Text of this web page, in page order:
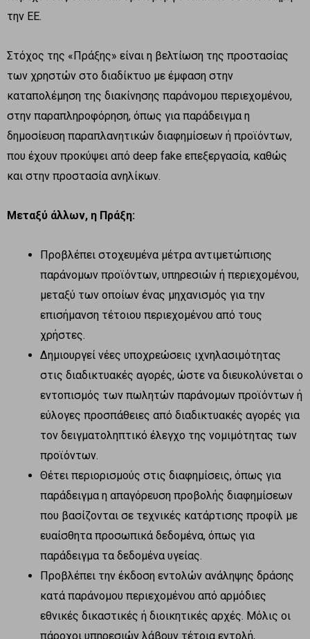
την ΕΕ.
Στόχος της «Πράξης» είναι η βελτίωση της προστασίας
των χρηστών στο διαδίκτυο με έμφαση στην
καταπολέμηση της διακίνησης παράνομου περιεχομένου,
στην παραπληροφόρηση, όπως για παράδειγμα η
δημοσίευση παραπλανητικών διαφημίσεων ή προϊόντων,
που έχουν προκύψει από deep fake επεξεργασία, καθώς
και στην προστασία ανηλίκων.
Μεταξύ άλλων, η Πράξη:
Προβλέπει στοχευμένα μέτρα αντιμετώπισης
παράνομων προϊόντων, υπηρεσιών ή περιεχομένου,
μεταξύ των οποίων ένας μηχανισμός για την
επισήμανση τέτοιου περιεχομένου από τους
χρήστες.
Δημιουργεί νέες υποχρεώσεις ιχνηλασιμότητας
στις διαδικτυακές αγορές, ώστε να διευκολύνεται ο
εντοπισμός των πωλητών παράνομων προϊόντων ή
εύλογες προσπάθειες από διαδικτυακές αγορές για
τον δειγματοληπτικό έλεγχο της νομιμότητας των
προϊόντων.
Θέτει περιορισμούς στις διαφημίσεις, όπως για
παράδειγμα η απαγόρευση προβολής διαφημίσεων
που βασίζονται σε τεχνικές κατάρτισης προφίλ με
ευαίσθητα προσωπικά δεδομένα, όπως για
παράδειγμα τα δεδομένα υγείας.
Προβλέπει την έκδοση εντολών ανάληψης δράσης
κατά παράνομου περιεχομένου από αρμόδιες
εθνικές δικαστικές ή διοικητικές αρχές. Μόλις οι
πάροχοι υπηρεσιών λάβουν τέτοια εντολή,